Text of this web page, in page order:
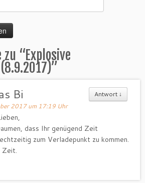
zu “Explosive
”
Antwort ↓
Bi
2017 um 17:19 Uhr
dass Ihr genügend Zeit
zum Verladepunkt zu kommen.
Zeit.